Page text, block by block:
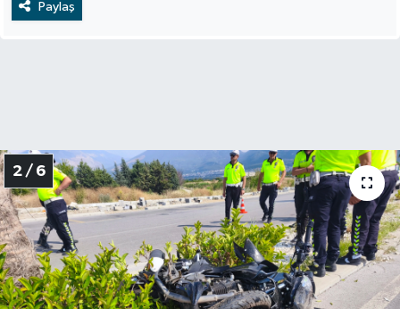
Paylaş
2 / 6